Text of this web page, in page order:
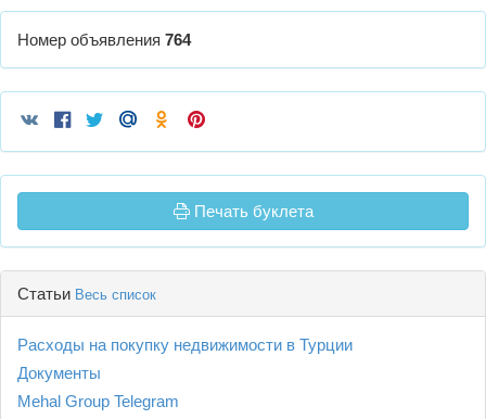
Номер объявления 764
Печать буклета
Статьи Весь список
Расходы на покупку недвижимости в Турции
Документы
Mehal Group Telegram